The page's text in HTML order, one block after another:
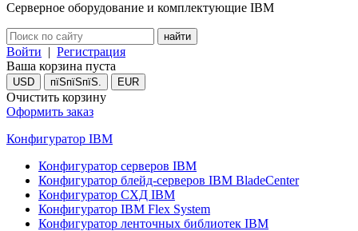
Серверное оборудование и комплектующие IBM
Войти | Регистрация
Ваша корзина пуста
USD пїЅпїЅпїЅ. EUR
Очистить корзину
Оформить заказ
Конфигуратор IBM
Конфигуратор серверов IBM
Конфигуратор блейд-серверов IBM BladeCenter
Конфигуратор СХД IBM
Конфигуратор IBM Flex System
Конфигуратор ленточных библиотек IBM